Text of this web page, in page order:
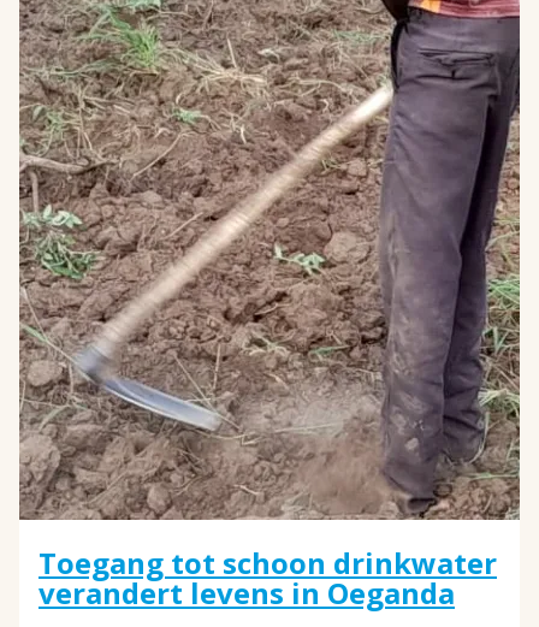
Toegang tot schoon drinkwater
verandert levens in Oeganda